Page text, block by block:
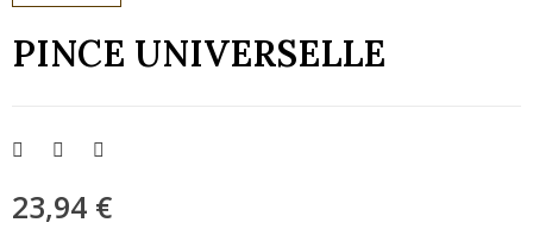
PINCE UNIVERSELLE
23,94 €